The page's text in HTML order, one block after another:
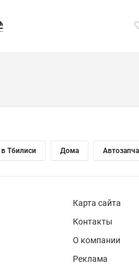
Тбилиси Дома
Карта сайта
Контакты
О компании
Реклама